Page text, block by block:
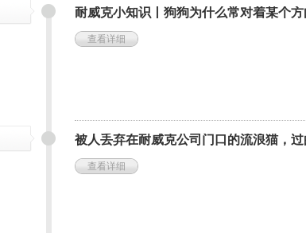
耐威克小知识丨狗狗为什么常对着某个
查看详细
被人丢弃在耐威克公司门口的流浪猫，
查看详细